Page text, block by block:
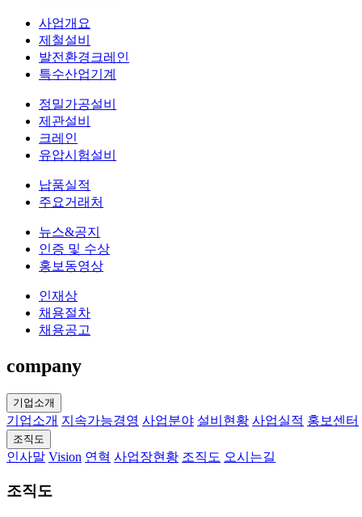
사업개요
제철설비
발전환경크레인
특수산업기계
정밀가공설비
제관설비
크레인
유압시험설비
납품실적
주요거래처
뉴스&공지
인증 및 수상
홍보동영상
인재상
채용절차
채용공고
company
기업소개
기업소개 지속가능경영 사업분야 설비현황 사업실적 홍보센터
조직도
인사말 Vision 연혁 사업장현황 조직도 오시는길
조직도